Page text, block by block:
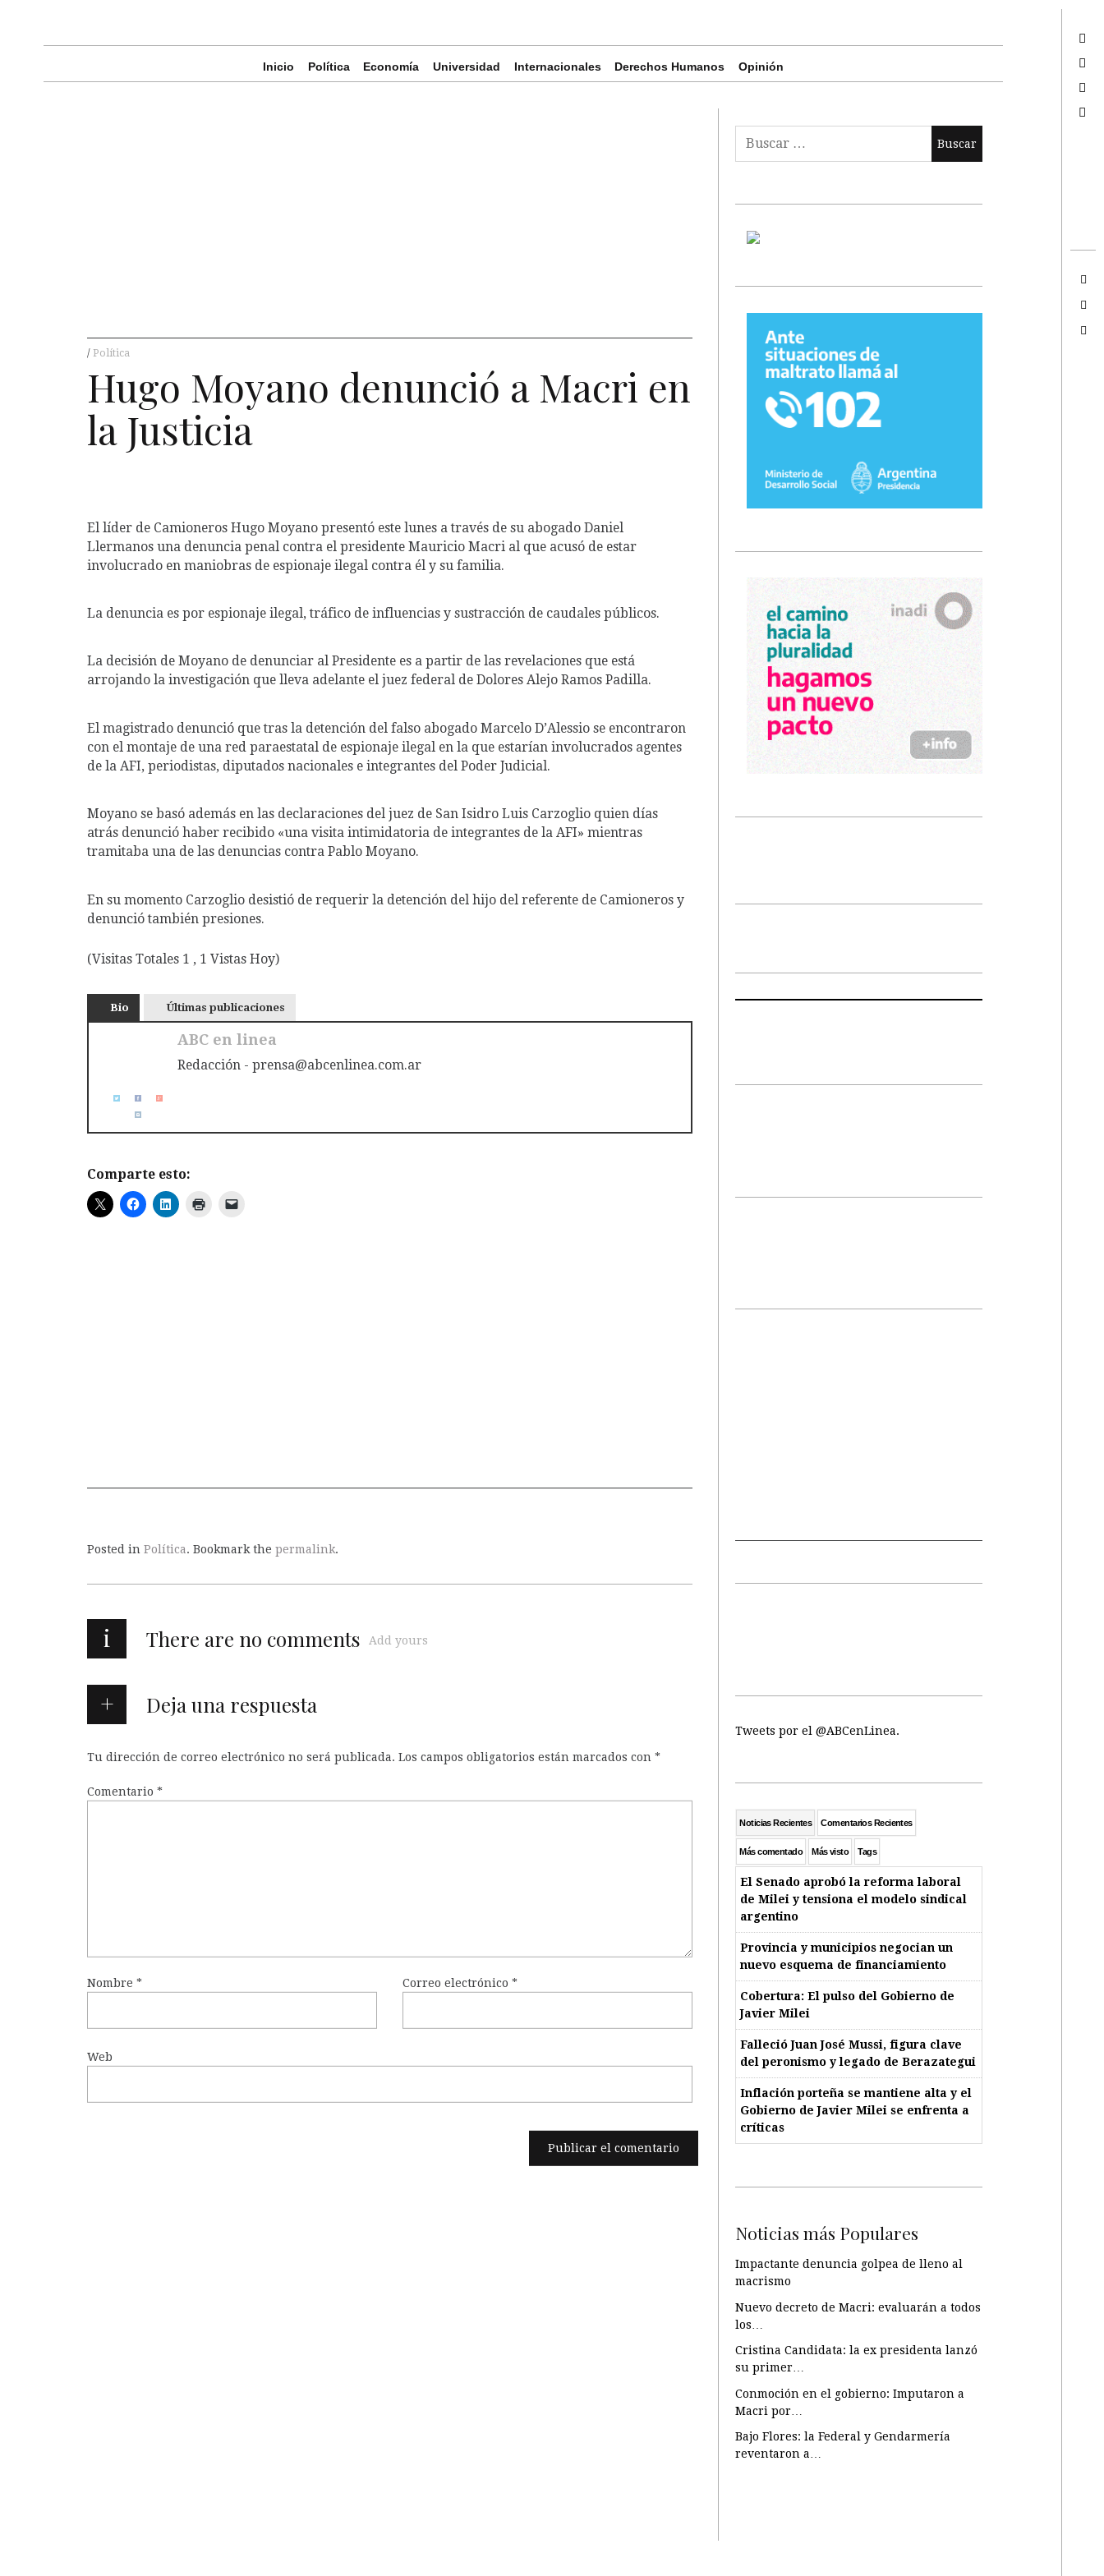
Inicio Política Economía Universidad Internacionales Derechos Humanos Opinión
Política
Hugo Moyano denunció a Macri en
la Justicia
El líder de Camioneros Hugo Moyano presentó este lunes a través de su abogado Daniel
Llermanos una denuncia penal contra el presidente Mauricio Macri al que acusó de estar
involucrado en maniobras de espionaje ilegal contra él y su familia.
La denuncia es por espionaje ilegal, tráfico de influencias y sustracción de caudales públicos.
La decisión de Moyano de denunciar al Presidente es a partir de las revelaciones que está
arrojando la investigación que lleva adelante el juez federal de Dolores Alejo Ramos Padilla.
El magistrado denunció que tras la detención del falso abogado Marcelo D’Alessio se encontraron
con el montaje de una red paraestatal de espionaje ilegal en la que estarían involucrados agentes
de la AFI, periodistas, diputados nacionales e integrantes del Poder Judicial.
Moyano se basó además en las declaraciones del juez de San Isidro Luis Carzoglio quien días
atrás denunció haber recibido «una visita intimidatoria de integrantes de la AFI» mientras
tramitaba una de las denuncias contra Pablo Moyano.
En su momento Carzoglio desistió de requerir la detención del hijo del referente de Camioneros y
denunció también presiones.
(Visitas Totales 1 , 1 Vistas Hoy)
Bio Últimas publicaciones
ABC en linea
Redacción - prensa@abcenlinea.com.ar
Comparte esto:
Posted in Política. Bookmark the permalink.
i There are no comments Add yours
Deja una respuesta
Tu dirección de correo electrónico no será publicada. Los campos obligatorios están marcados con *
Comentario *
Nombre * Correo electrónico*
Web
Tweets por el @ABCenLinea.
Noticias Recientes Comentarios Recientes
Más comentado Más visto Tags
El Senado aprobó la reforma laboral
de Milei y tensiona el modelo sindical
argentino
Provincia y municipios negocian un
nuevo esquema de financiamiento
Cobertura: El pulso del Gobierno de
Javier Milei
Falleció Juan José Mussi, figura clave
del peronismo y legado de Berazategui
Inflación porteña se mantiene alta y el
Gobierno de Javier Milei se enfrenta a
críticas
Noticias más Populares
Impactante denuncia golpea de lleno al
macrismo
Nuevo decreto de Macri: evaluarán a todos
los…
Cristina Candidata: la ex presidenta lanzó
su primer…
Conmoción en el gobierno: Imputaron a
Macri por…
Bajo Flores: la Federal y Gendarmería
reventaron a…